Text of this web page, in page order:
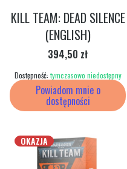
Powiadom mnie o
dostępności
KILL TEAM: DEAD SILENCE
(ENGLISH)
Cena
394,50 zł
Dostępność: tymczasowo niedostępny
OKAZJA